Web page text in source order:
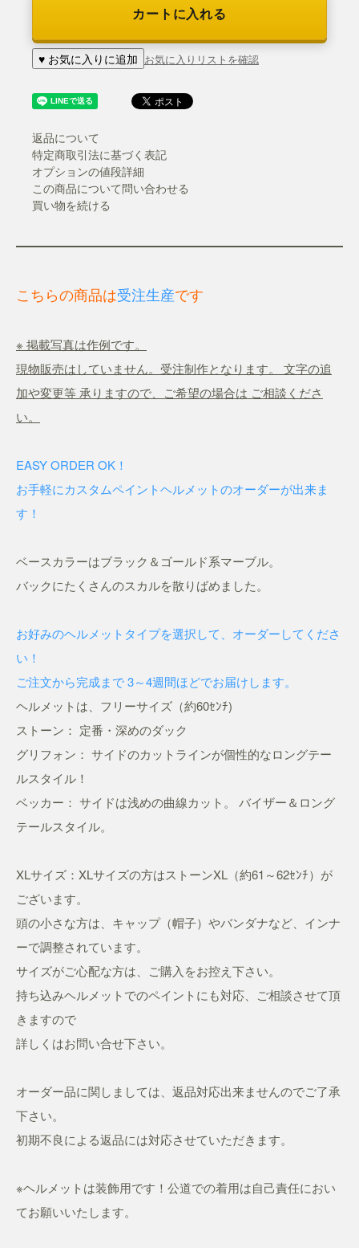
カートに入れる
♥ お気に入りに追加 お気に入りリストを確認
返品について
特定商取引法に基づく表記
オプションの値段詳細
この商品について問い合わせる
買い物を続ける
こちらの商品は受注生産です
※ 掲載写真は作例です。
現物販売はしていません。受注制作となります。 文字の追
加や変更等 承りますので、ご希望の場合は ご相談くださ
い。
EASY ORDER OK！
お手軽にカスタムペイントヘルメットのオーダーが出来ま
す！
ベースカラーはブラック＆ゴールド系マーブル。
バックにたくさんのスカルを散りばめました。
お好みのヘルメットタイプを選択して、オーダーしてくださ
い！
ご注文から完成まで 3～4週間ほどでお届けします。
ヘルメットは、フリーサイズ（約60ｾﾝﾁ)
ストーン： 定番・深めのダック
グリフォン： サイドのカットラインが個性的なロングテー
ルスタイル！
ベッカー： サイドは浅めの曲線カット。 バイザー＆ロング
テールスタイル。
XLサイズ：XLサイズの方はストーンXL（約61～62ｾﾝﾁ）が
ございます。
頭の小さな方は、キャップ（帽子）やバンダナなど、インナ
ーで調整されています。
サイズがご心配な方は、ご購入をお控え下さい。
持ち込みヘルメットでのペイントにも対応、ご相談させて頂
きますので
詳しくはお問い合せ下さい。
オーダー品に関しましては、返品対応出来ませんのでご了承
下さい。
初期不良による返品には対応させていただきます。
※ヘルメットは装飾用です！公道での着用は自己責任におい
てお願いいたします。